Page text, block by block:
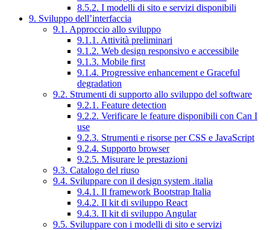
8.5.2. I modelli di sito e servizi disponibili
9. Sviluppo dell’interfaccia
9.1. Approccio allo sviluppo
9.1.1. Attività preliminari
9.1.2. Web design responsivo e accessibile
9.1.3. Mobile first
9.1.4. Progressive enhancement e Graceful
degradation
9.2. Strumenti di supporto allo sviluppo del software
9.2.1. Feature detection
9.2.2. Verificare le feature disponibili con Can I
use
9.2.3. Strumenti e risorse per CSS e JavaScript
9.2.4. Supporto browser
9.2.5. Misurare le prestazioni
9.3. Catalogo del riuso
9.4. Sviluppare con il design system .italia
9.4.1. Il framework Bootstrap Italia
9.4.2. Il kit di sviluppo React
9.4.3. Il kit di sviluppo Angular
9.5. Sviluppare con i modelli di sito e servizi